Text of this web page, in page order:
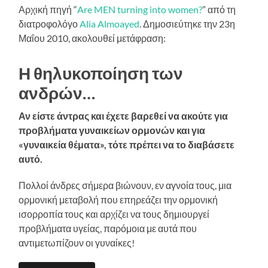
Αρχική πηγή “Are MEN turning into women?” από τη
διατροφολόγοAlia Almoayed. Δημοσιεύτηκε την 23η
Μαΐου 2010, ακολουθεί μετάφραση:
Η θηλυκοποίηση των
ανδρών…
Αν είστε άντρας και έχετε βαρεθεί να ακούτε για
προβλήματα γυναικείων ορμονών και για
«γυναικεία θέματα», τότε πρέπει να το διαβάσετε
αυτό.
Πολλοί άνδρες σήμερα βιώνουν, εν αγνοία τους, μια
ορμονική μεταβολή που επηρεάζει την ορμονική
ισορροπία τους και αρχίζει να τους δημιουργεί
προβλήματα υγείας, παρόμοια με αυτά που
αντιμετωπίζουν οι γυναίκες!